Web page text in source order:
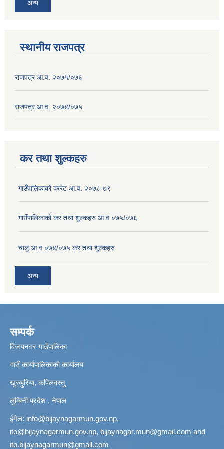
अन्य
स्थानीय राजपत्र
राजपत्र आ.व. २०७५/०७६
राजपत्र आ.व. २०७४/०७५
कर तथा शुल्कहरु
गाउँपालिकाको दररेट आ.व. २०७८-७९
गाउँपालिकाको कर तथा शुल्कहरु आ.व ०७५/०७६
चालु आ.व ०७४/०७५ कर तथा शुल्कहरु
अन्य
सम्पर्क
विजयनगर गाउँपालिका
गाउँ कार्यापालिकाको कार्यालय
खुरुहुरिया, कपिलवस्तु
लुम्बिनी प्रदेश , नेपाल
ईमेल: info@bijaynagarmun.gov.np,
ito@bijaynagarmun.gov.np, bijaynagar.mun@gmail.com and
ito.bijaynagarmun@gmail.com